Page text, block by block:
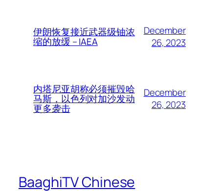
伊朗恢复接近武器级铀浓
缩的放缓 – IAEA
December
26, 2023
内塔尼亚胡称必须摧毁哈
马斯，以色列对加沙发动
更多袭击
December
26, 2023
BaaghiTV Chinese